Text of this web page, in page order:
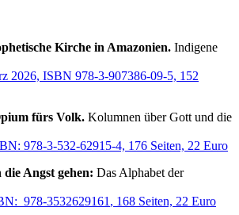
Kirche in Amazonien. Indigene
2026, ISBN 978-3-907386-09-5, 152
fürs Volk. Kolumnen über Gott und die
978-3-532-62915-4, 176 Seiten, 22 Euro
Angst gehen: Das Alphabet der
978-3532629161 , 168 Seiten, 22 Euro